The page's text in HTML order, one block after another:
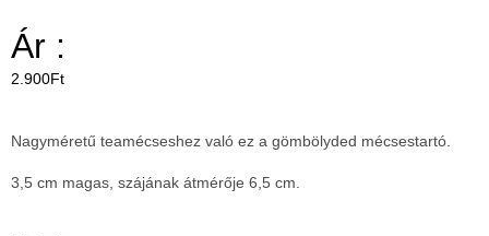
Ár :
2.900Ft
Nagyméretű teamécseshez való ez a gömbölyded mécsestartó.
3,5 cm magas, szájának átmérője 6,5 cm.